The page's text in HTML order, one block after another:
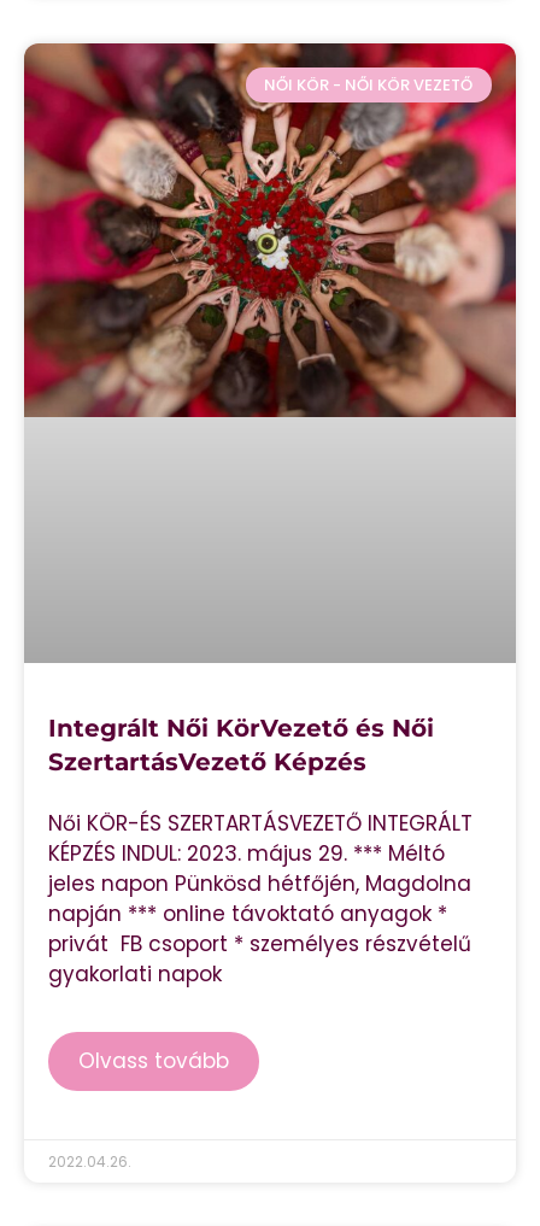
NŐI KÖR - NŐI KÖR VEZETŐ
Integrált Női KörVezető és Női
SzertartásVezető Képzés
Női KÖR-ÉS SZERTARTÁSVEZETŐ INTEGRÁLT
KÉPZÉS INDUL: 2023. május 29. *** Méltó
jeles napon Pünkösd hétfőjén, Magdolna
napján *** online távoktató anyagok *
privát FB csoport * személyes részvételű
gyakorlati napok
Olvass tovább
2022.04.26.